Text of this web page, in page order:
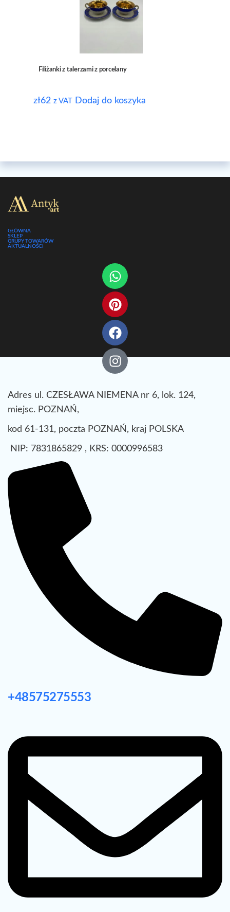
Filiżanki z talerzami z porcelany
zł62 z VAT Dodaj do koszyka
GŁÓWNA
SKLEP
GRUPY TOWARÓW
AKTUALNOŚCI
Adres ul. CZESŁAWA NIEMENA nr 6, lok. 124,
miejsc. POZNAŃ,
kod 61-131, poczta POZNAŃ, kraj POLSKA
NIP: 7831865829 , KRS: 0000996583
+48575275553